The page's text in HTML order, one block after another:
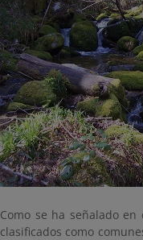
Como se ha señalado
clasificados como